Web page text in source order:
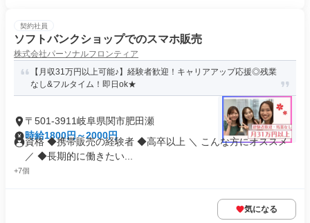
契約社員
ソフトバンクショップでのスマホ販売
株式会社パーソナルフロンティア
【月収31万円以上可能♪】経験者歓迎！キャリアアップ応援◎残業
なし&フルタイム！即日ok★
〒501-3911岐阜県関市肥田瀬
時給1800円～2000円
資格 ◆携帯販売の経験者 ◆高卒以上 ＼ こんな方にオススメ
／ ◆長期的に働きたい...
+7個
気になる